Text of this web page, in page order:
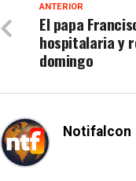
ANTERIOR
El papa
hospitalaria y
domingo
Notifalcon